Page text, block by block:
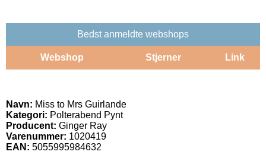
Bedst anmeldte webshops
Webshop Stjerner Link
Navn: Miss to Mrs Guirlande
Kategori: Polterabend Pynt
Producent: Ginger Ray
Varenummer: 1020419
EAN: 5055995984632